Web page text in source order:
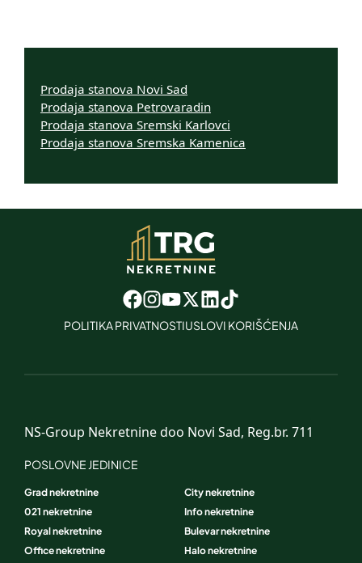
Prodaja stanova Novi Sad
Prodaja stanova Petrovaradin
Prodaja stanova Sremski Karlovci
Prodaja stanova Sremska Kamenica
POLITIKA PRIVATNOSTIUSLOVI KORIŠĆENJA
NS-Group Nekretnine doo Novi Sad, Reg.br. 711
POSLOVNE JEDINICE
Grad nekretnine
City nekretnine
021 nekretnine
Info nekretnine
Royal nekretnine
Bulevar nekretnine
Office nekretnine
Halo nekretnine